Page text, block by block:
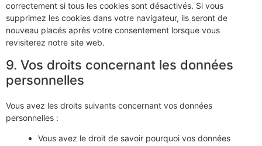
correctement si tous les cookies sont désactivés. Si vous
supprimez les cookies dans votre navigateur, ils seront de
nouveau placés après votre consentement lorsque vous
revisiterez notre site web.
9. Vos droits concernant les données
personnelles
Vous avez les droits suivants concernant vos données
personnelles :
Vous avez le droit de savoir pourquoi vos données